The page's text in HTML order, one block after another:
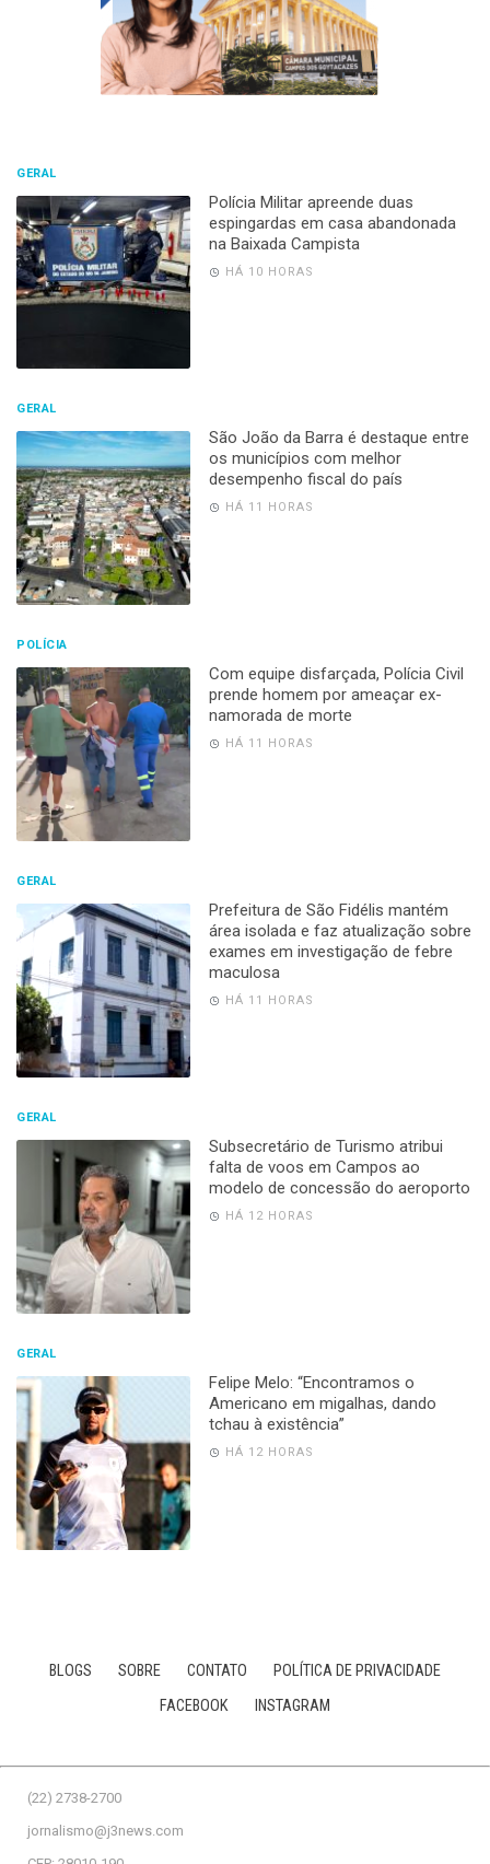
GERAL
Polícia Militar apreende duas
espingardas em casa abandonada
na Baixada Campista
HÁ 10 HORAS
GERAL
São João da Barra é destaque entre
os municípios com melhor
desempenho fiscal do país
HÁ 11 HORAS
POLÍCIA
Com equipe disfarçada, Polícia Civil
prende homem por ameaçar ex-
namorada de morte
HÁ 11 HORAS
GERAL
Prefeitura de São Fidélis mantém
área isolada e faz atualização sobre
exames em investigação de febre
maculosa
HÁ 11 HORAS
GERAL
Subsecretário de Turismo atribui
falta de voos em Campos ao
modelo de concessão do aeroporto
HÁ 12 HORAS
GERAL
Felipe Melo: “Encontramos o
Americano em migalhas, dando
tchau à existência”
HÁ 12 HORAS
BLOGS SOBRE CONTATO
POLÍTICA DE PRIVACIDADE
FACEBOOK
INSTAGRAM
(22) 2738-2700
jornalismo@j3news.com